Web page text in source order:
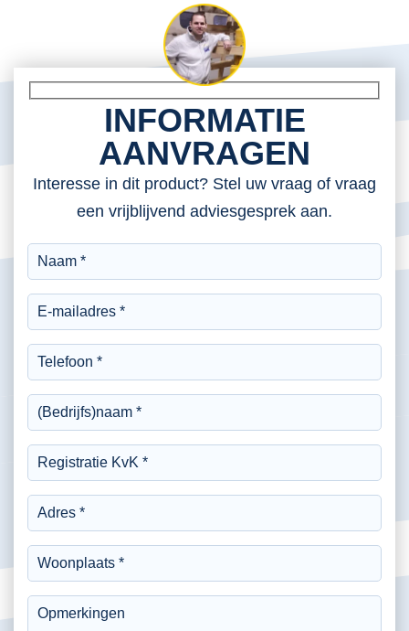
INFORMATIE
AANVRAGEN
Interesse in dit product? Stel uw vraag of vraag
een vrijblijvend adviesgesprek aan.